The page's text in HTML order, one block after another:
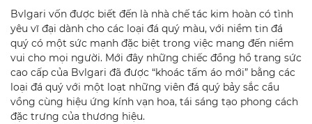
Bvlgari vốn được biết đến là nhà chế tác kim hoàn có tình
yêu vĩ đại dành cho các loại đá quý màu, với niềm tin đá
quý có một sức mạnh đặc biệt trong việc mang đến niềm
vui cho mọi người. Mới đây những chiếc đồng hồ trang sức
cao cấp của Bvlgari đã được “khoác tấm áo mới” bằng các
loại đá quý với một loạt những viên đá quý bảy sắc cầu
vồng cùng hiệu ứng kính vạn hoa, tái sáng tạo phong cách
đặc trưng của thương hiệu.